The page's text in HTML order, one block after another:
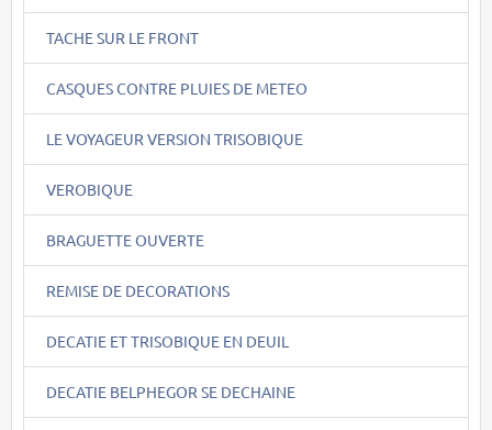
TACHE SUR LE FRONT
CASQUES CONTRE PLUIES DE METEO
LE VOYAGEUR VERSION TRISOBIQUE
VEROBIQUE
BRAGUETTE OUVERTE
REMISE DE DECORATIONS
DECATIE ET TRISOBIQUE EN DEUIL
DECATIE BELPHEGOR SE DECHAINE